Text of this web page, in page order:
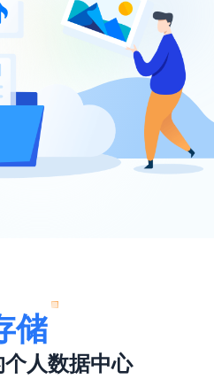
储
人数据中心